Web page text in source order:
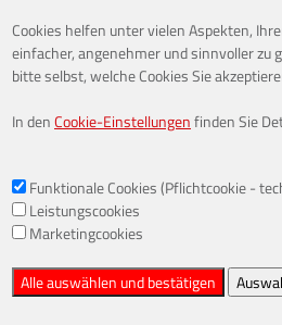
Cookies helfen unter vielen Aspekten,
einfacher, angenehmer und sinnvoller zu
bitte selbst, welche Cookies Sie
In denCookie-Einstellungenfinden Sie
Funktionale Cookies (Pflichtcookie -
Leistungscookies
Marketingcookies
RELAX-SESSEL